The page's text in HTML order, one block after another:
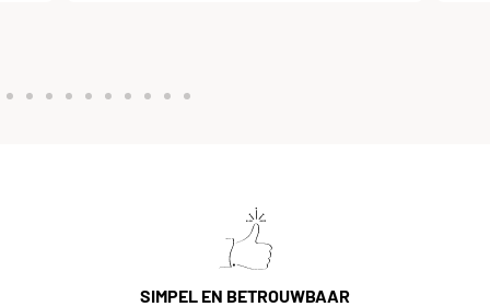
SIMPEL EN BETROUWBAAR